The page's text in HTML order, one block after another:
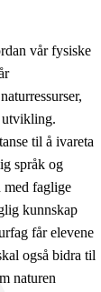
vår fysiske
utvikling.
til å ivareta
språk og
med faglige
kunnskap
får elevene
også bidra til
naturen